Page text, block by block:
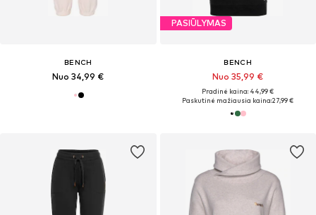
BENCH
Nuo 34,99 €
PASIŪLYMAS
BENCH
Nuo 35,99 €
Pradinė kaina: 44,99 €
Paskutinė mažiausia kaina:27,99 €